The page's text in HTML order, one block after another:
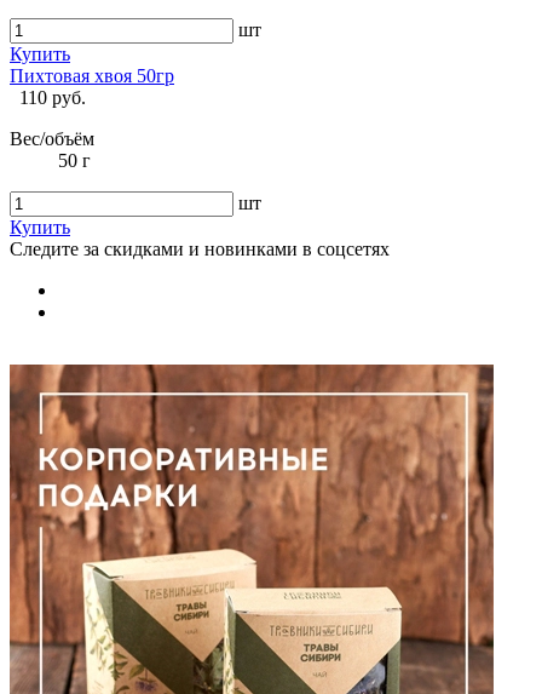
шт
Купить
Пихтовая хвоя 50гр
110 руб.
Вес/объём
50 г
шт
Купить
Следите за скидками и новинками в соцсетях